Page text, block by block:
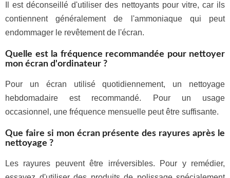
Il est déconseillé d'utiliser des nettoyants pour vitre, car ils
contiennent généralement de l'ammoniaque qui peut
endommager le revêtement de l'écran.
Quelle est la fréquence recommandée pour nettoyer
mon écran d'ordinateur ?
Pour un écran utilisé quotidiennement, un nettoyage
hebdomadaire est recommandé. Pour un usage
occasionnel, une fréquence mensuelle peut être suffisante.
Que faire si mon écran présente des rayures après le
nettoyage ?
Les rayures peuvent être irréversibles. Pour y remédier,